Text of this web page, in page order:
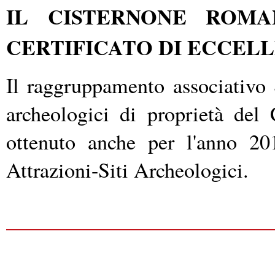
IL CISTERNONE
CERTIFICATO DI
Il raggruppamento
archeologici di proprietà del
ottenuto anche per l'anno
Attrazioni-Siti Archeologici.